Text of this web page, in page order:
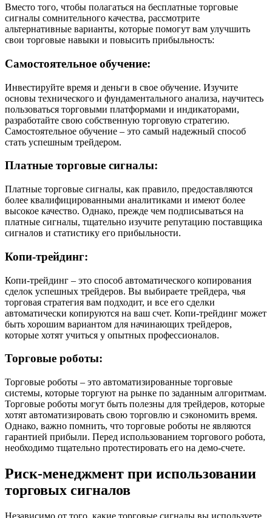
Вместо того, чтобы полагаться на бесплатные торговые
сигналы сомнительного качества, рассмотрите
альтернативные варианты, которые помогут вам улучшить
свои торговые навыки и повысить прибыльность:
Самостоятельное обучение:
Инвестируйте время и деньги в свое обучение. Изучите
основы технического и фундаментального анализа, научитесь
пользоваться торговыми платформами и индикаторами,
разработайте свою собственную торговую стратегию.
Самостоятельное обучение – это самый надежный способ
стать успешным трейдером.
Платные торговые сигналы:
Платные торговые сигналы, как правило, предоставляются
более квалифицированными аналитиками и имеют более
высокое качество. Однако, прежде чем подписываться на
платные сигналы, тщательно изучите репутацию поставщика
сигналов и статистику его прибыльности.
Копи-трейдинг:
Копи-трейдинг – это способ автоматического копирования
сделок успешных трейдеров. Вы выбираете трейдера, чья
торговая стратегия вам подходит, и все его сделки
автоматически копируются на ваш счет. Копи-трейдинг может
быть хорошим вариантом для начинающих трейдеров,
которые хотят учиться у опытных профессионалов.
Торговые роботы:
Торговые роботы – это автоматизированные торговые
системы, которые торгуют на рынке по заданным алгоритмам.
Торговые роботы могут быть полезны для трейдеров, которые
хотят автоматизировать свою торговлю и сэкономить время.
Однако, важно помнить, что торговые роботы не являются
гарантией прибыли. Перед использованием торгового робота,
необходимо тщательно протестировать его на демо-счете.
Риск-менеджмент при использовании
торговых сигналов
Независимо от того, какие торговые сигналы вы используете